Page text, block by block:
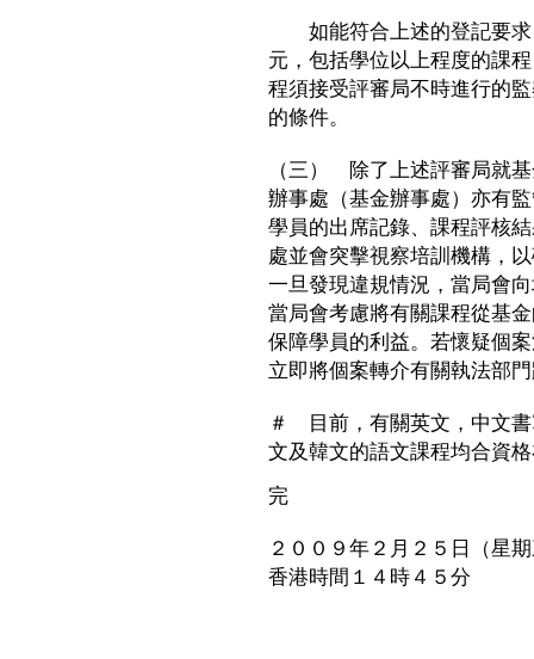
如能符合上述的登記要求
元，包括學位以上程度的課
程須接受評審局不時進行的
的條件。
（三） 除了上述評審局就
辦事處（基金辦事處）亦有
學員的出席記錄、課程評核
處並會突擊視察培訓機構，
一旦發現違規情況，當局會
當局會考慮將有關課程從基
保障學員的利益。若懷疑個
立即將個案轉介有關執法部
＃ 目前，有關英文，中文
文及韓文的語文課程均合資
完
２００９年２月２５日（星
香港時間１４時４５分